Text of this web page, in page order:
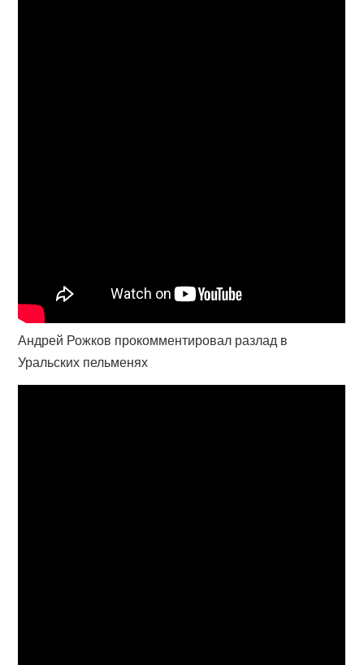
Андрей Рожков прокомментировал разлад в
Уральских пельменях